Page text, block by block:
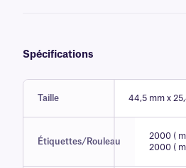
Spécifications
Taille 44,5 mm x
Étiquettes/Rouleau
2000 (
2000 (